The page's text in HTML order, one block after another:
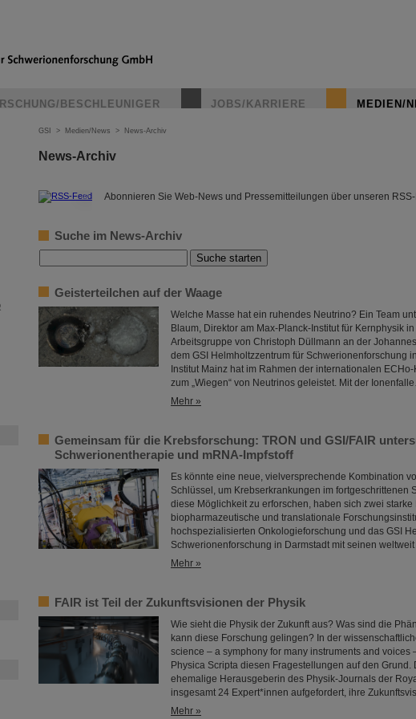
BESCHLEUNIGER JOBS/KARRIERE MEDIEN/
GSI > Medien/News > News-Archiv
News-Archiv
© Abonnieren Sie Web-News und Pressemitteilungen über unseren
Suche im News-Archiv
Geisterteilchen auf der Waage
Welche Masse hat ein ruhendes Neutrino? Ein Team
Blaum, Direktor am Max-Planck-Institut für Kernphysik
Arbeitsgruppe von Christoph Düllmann an der
dem GSI Helmholtzzentrum für Schwerionenforschung
Institut Mainz hat im Rahmen der internationalen
zum „Wiegen“ von Neutrinos geleistet. Mit der
Mehr »
Gemeinsam für die Krebsforschung: TRON und GSI/FAIR
Schwerionentherapie und mRNA-Impfstoff
Es könnte eine neue, vielversprechende Kombination
Schlüssel, um Krebserkrankungen im fortgeschrittenen
diese Möglichkeit zu erforschen, haben sich zwei
biopharmazeutische und translationale
hochspezialisierten Onkologieforschung und das GSI
Schwerionenforschung in Darmstadt mit seinen
Mehr »
FAIR ist Teil der Zukunftsvisionen der Physik
Wie sieht die Physik der Zukunft aus? Was sind die
kann diese Forschung gelingen? In der
science – a symphony for many instruments and voices
Physica Scripta diesen Fragestellungen auf den Grund.
ehemalige Herausgeberin des Physik-Journals der
insgesamt 24 Expert*innen aufgefordert, ihre
Mehr »